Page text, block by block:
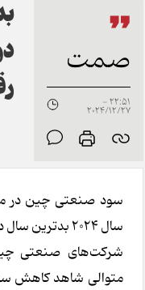
صمت
22:51 -
2024/12/27
سود صنعتی چین در
سال ۲۰۲۴ بدترین سال در دهه‌های اخیر است.
شرکت‌های صنعتی چین
متوالی شاهد کاهش